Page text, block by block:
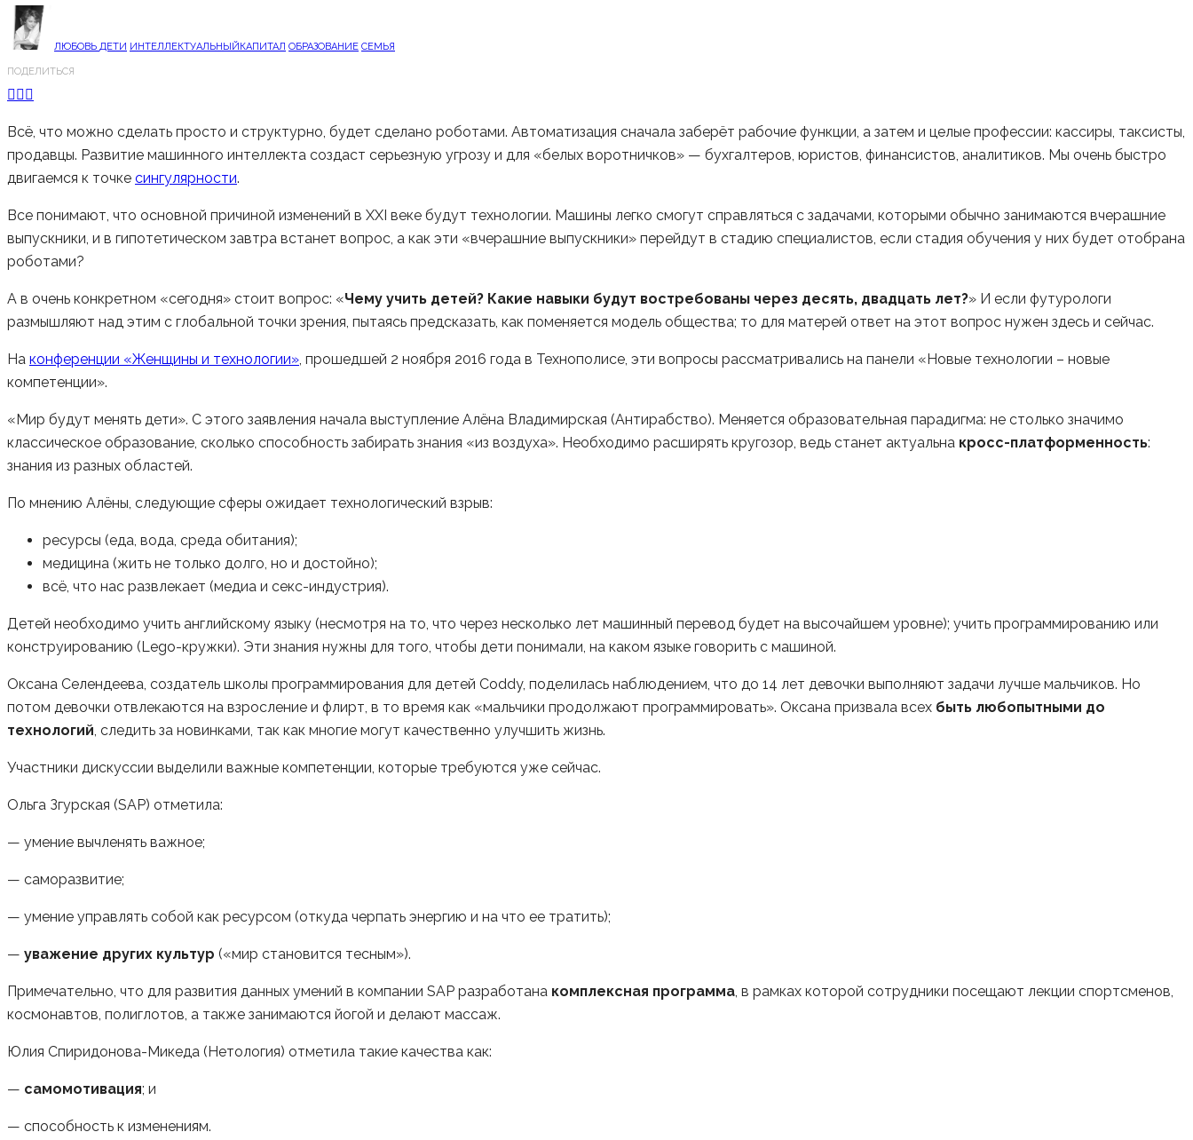
ЛЮБОВЬ ДЕТИ ИНТЕЛЛЕКТУАЛЬНЫЙКАПИТАЛ ОБРАЗОВАНИЕ СЕМЬЯ
ПОДЕЛИТЬСЯ
Всё, что можно сделать просто и структурно, будет сделано роботами. Автоматизация сначала заберёт рабочие функции, а затем и целые профессии: кассиры, таксисты,
продавцы. Развитие машинного интеллекта создаст серьезную угрозу и для «белых воротничков» — бухгалтеров, юристов, финансистов, аналитиков. Мы очень быстро
двигаемся к точке сингулярности.
Все понимают, что основной причиной изменений в XXI веке будут технологии. Машины легко смогут справляться с задачами, которыми обычно занимаются вчерашние
выпускники, и в гипотетическом завтра встанет вопрос, а как эти «вчерашние выпускники» перейдут в стадию специалистов, если стадия обучения у них будет отобрана
роботами?
А в очень конкретном «сегодня» стоит вопрос: «Чему учить детей? Какие навыки будут востребованы через десять, двадцать лет?» И если футурологи
размышляют над этим с глобальной точки зрения, пытаясь предсказать, как поменяется модель общества; то для матерей ответ на этот вопрос нужен здесь и сейчас.
На конференции «Женщины и технологии» , прошедшей 2 ноября 2016 года в Технополисе, эти вопросы рассматривались на панели «Новые технологии – новые
компетенции».
«Мир будут менять дети». С этого заявления начала выступление Алёна Владимирская (Антирабство). Меняется образовательная парадигма: не столько значимо
классическое образование, сколько способность забирать знания «из воздуха». Необходимо расширять кругозор, ведь станет актуальна кросс-платформенность:
знания из разных областей.
По мнению Алёны, следующие сферы ожидает технологический взрыв:
ресурсы (еда, вода, среда обитания);
медицина (жить не только долго, но и достойно);
всё, что нас развлекает (медиа и секс-индустрия).
Детей необходимо учить английскому языку (несмотря на то, что через несколько лет машинный перевод будет на высочайшем уровне); учить программированию или
конструированию (Lego-кружки). Эти знания нужны для того, чтобы дети понимали, на каком языке говорить с машиной.
Оксана Селендеева, создатель школы программирования для детей Coddy, поделилась наблюдением, что до 14 лет девочки выполняют задачи лучше мальчиков. Но
потом девочки отвлекаются на взросление и флирт, в то время как «мальчики продолжают программировать». Оксана призвала всех быть любопытными до
технологий , следить за новинками, так как многие могут качественно улучшить жизнь.
Участники дискуссии выделили важные компетенции, которые требуются уже сейчас.
Ольга Згурская (SAP) отметила:
— умение вычленять важное;
— саморазвитие;
— умение управлять собой как ресурсом (откуда черпать энергию и на что ее тратить);
— уважение других культур («мир становится тесным»).
Примечательно, что для развития данных умений в компании SAP разработана комплексная программа , в рамках которой сотрудники посещают лекции спортсменов,
космонавтов, полиглотов, а также занимаются йогой и делают массаж.
Юлия Спиридонова-Микеда (Нетология) отметила такие качества как:
— самомотивация; и
— способность к изменениям.